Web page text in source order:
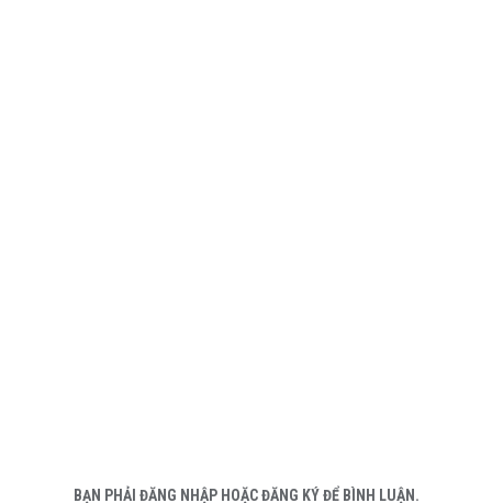
BẠN PHẢI ĐĂNG NHẬP HOẶC ĐĂNG KÝ ĐỂ BÌNH LUẬN.